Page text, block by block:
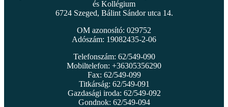
és Kollégium
6724 Szeged, Bálint Sándor utca 14.
OM azonosító: 029752
Adószám: 19082435-2-06
Telefonszám: 62/549-090
Mobiltelefon: +36305356290
Fax: 62/549-099
Titkárság: 62/549-091
Gazdasági iroda: 62/549-092
Gondnok: 62/549-094